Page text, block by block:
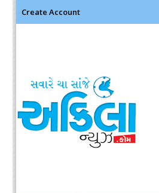
Create Account